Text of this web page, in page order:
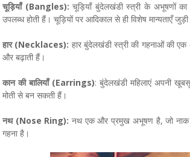
चूड़ियाँ (Bangles): चूड़ियाँ बुंदेलखंडी स्त्री के अभूषणों का
उपलब्ध होती हैं। चूड़ियों पर आदिकाल से ही विशेष मान्यताएँ
हार (Necklaces): हार बुंदेलखंडी स्त्री की गहनाओं की एक
और बढ़ाती हैं।
कान की बालियाँ (Earrings): बुंदेलखंडी महिलाएं अपनी
मोती से बन सकती हैं।
नथ (Nose Ring): नथ एक और प्रमुख अभूषण है, जो नाक
गहना है।